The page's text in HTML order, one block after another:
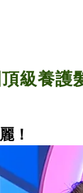
級養護
！